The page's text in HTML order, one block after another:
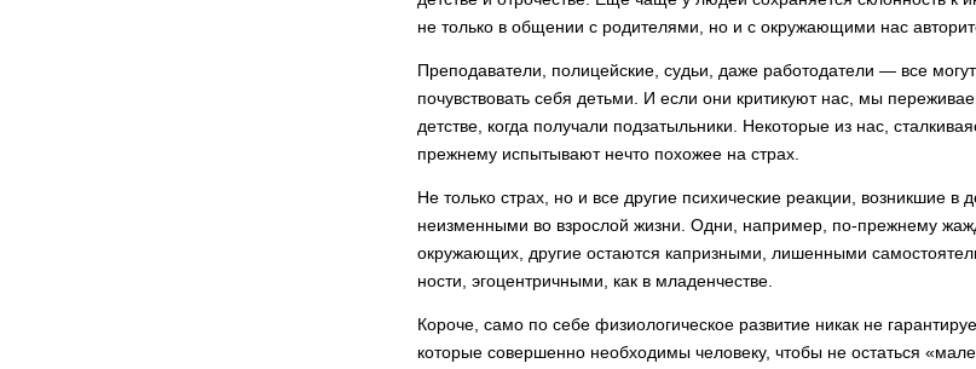
не толь­ко в общении с родителями, но и с окружающими нас
Преподаватели, полицейские, судьи, даже работодатели — все могут
почувствовать себя детьми. И если они критикуют нас, мы
детстве, когда получали подзатыльники. Некоторые из нас,
прежнему испытывают нечто похожее на страх.
Не только страх, но и все другие психические реак­ции, возникшие в
неизменны­ми во взрослой жизни. Одни, например, по-прежнему
окружающих, другие остаются кап­ризными, лишенными
ности, эгоцентричными, как в младенчестве.
Короче, само по себе физиологическое развитие никак не
которые совершенно необходимы человеку, чтобы не остаться